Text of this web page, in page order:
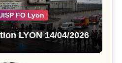
FO Lyon
LYON 14/04/2026